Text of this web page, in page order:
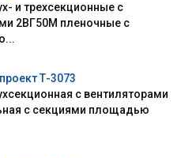
и трехсекционные с
2ВГ50М пленочные с
Т-3073
с вентиляторами
с секциями площадью